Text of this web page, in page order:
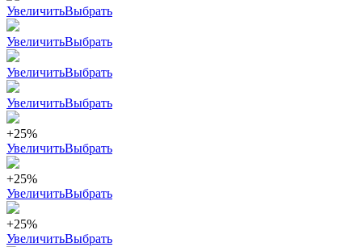
УвеличитьВыбрать
УвеличитьВыбрать
УвеличитьВыбрать
УвеличитьВыбрать
+25%
УвеличитьВыбрать
+25%
УвеличитьВыбрать
+25%
УвеличитьВыбрать